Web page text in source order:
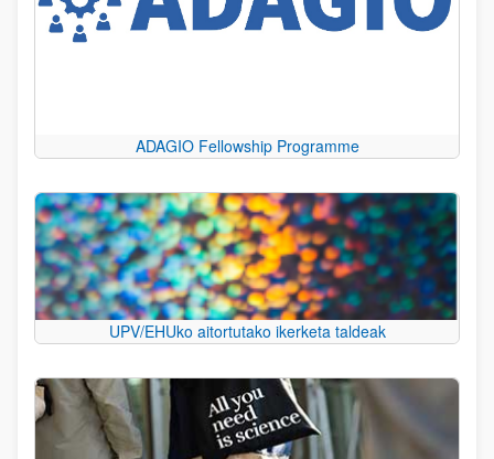
ADAGIO Fellowship Programme
UPV/EHUko aitortutako ikerketa taldeak